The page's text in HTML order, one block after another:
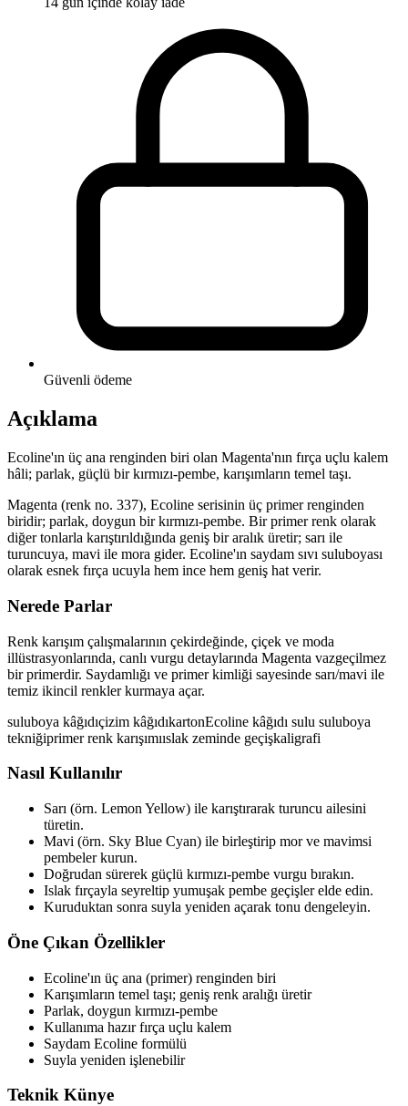
Güvenli ödeme
Açıklama
Ecoline'ın üç ana renginden biri olan Magenta'nın fırça uçlu kalem
hâli; parlak, güçlü bir kırmızı-pembe, karışımların temel taşı.
Magenta (renk no. 337), Ecoline serisinin üç primer renginden
biridir; parlak, doygun bir kırmızı-pembe. Bir primer renk olarak
diğer tonlarla karıştırıldığında geniş bir aralık üretir; sarı ile
turuncuya, mavi ile mora gider. Ecoline'ın saydam sıvı suluboyası
olarak esnek fırça ucuyla hem ince hem geniş hat verir.
Nerede Parlar
Renk karışım çalışmalarının çekirdeğinde, çiçek ve moda
illüstrasyonlarında, canlı vurgu detaylarında Magenta vazgeçilmez
bir primerdir. Saydamlığı ve primer kimliği sayesinde sarı/mavi ile
temiz ikincil renkler kurmaya açar.
suluboya kâğıdıçizim kâğıdıkartonEcoline kâğıdı sulu suluboya
tekniğiprimer renk karışımııslak zeminde geçişkaligrafi
Nasıl Kullanılır
Sarı (örn. Lemon Yellow) ile karıştırarak turuncu ailesini
türetin.
Mavi (örn. Sky Blue Cyan) ile birleştirip mor ve mavimsi
pembeler kurun.
Doğrudan sürerek güçlü kırmızı-pembe vurgu bırakın.
Islak fırçayla seyreltip yumuşak pembe geçişler elde edin.
Kuruduktan sonra suyla yeniden açarak tonu dengeleyin.
Öne Çıkan Özellikler
Ecoline'ın üç ana (primer) renginden biri
Karışımların temel taşı; geniş renk aralığı üretir
Parlak, doygun kırmızı-pembe
Kullanıma hazır fırça uçlu kalem
Saydam Ecoline formülü
Suyla yeniden işlenebilir
Teknik Künye